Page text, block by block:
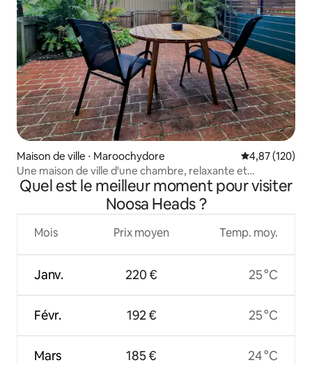
Maison de ville ⋅ Maroochydore Évaluation
4,87 (120)
Une maison de ville d'une chambre, relaxante et
confortable
Quel est le meilleur moment pour visiter
Noosa Heads ?
Mois
Janv.
Févr.
Mars
Prix moyen
220 €
192 €
185 €
Temp. moy.
25 °C
25 °C
24 °C